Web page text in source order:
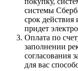
системы
срок
придет
Оплата по
заполнении
согласования
для вас